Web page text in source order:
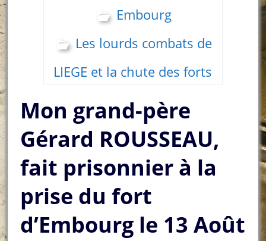
Embourg
Les lourds combats de
LIEGE et la chute des forts
Mon grand-père
Gérard ROUSSEAU,
fait prisonnier à la
prise du fort
d’Embourg le 13 Août